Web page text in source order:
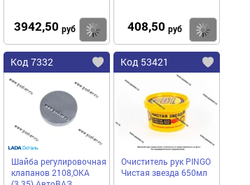
3942,50 руб Купить
408,50 руб
Код 7332
Шайба регулировочная
клапанов 2108,ОКА
Код 53421
Очиститель рук PINGO
Чистая звезда 650мл